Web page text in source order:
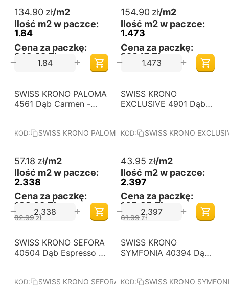
(mm): 644x143x8.
Kolekcja: Aquatus
Jodełka.
134.90 zł/m2
Ilość m2 w paczce:
1.84
Cena za paczkę:
248,22 Zł
+
−
(mm): 644x143x10.
Kolekcja: Prestigo
Jodełka.
154.90 zł/m2
Ilość m2 w paczce:
1.473
Cena za paczkę:
228,17 Zł
+
−
-31%
Darmowa dostawa
od 60 m2
SWISS KRONO PALOMA
4561 Dąb Carmen -
(mm): 1380x242x8.
KOD: SWISS KRONO PALOMA 4561 Dąb Carmen
57.18 zł/m2
Ilość m2 w paczce:
2.338
Cena za paczkę:
133,69 Zł
82.99zł
+
−
-29%
Darmowa dostawa
od 60 m2
SWISS KRONO
EXCLUSIVE 4901 Dąb
laminowane. Wymiary
Kolekcja: EXCLUSIVE.
KOD: SWISS KRONO
43.95 zł/m2
Ilość m2 w paczce:
2.397
Cena za paczkę:
105,35 Zł
61.99zł
+
−
-31%
Darmowa dostawa
od 60 m2
SWISS KRONO SEFORA
40504 Dąb Espresso -
(mm): 1380x191x10.
KOD: SWISS KRONO SEFORA 40504 Dąb Espresso
-31%
Darmowa dostawa
od 60 m2
SWISS KRONO
SYMFONIA 40394 Dąb
laminowane. Wymiary
KOD: SWISS KRONO